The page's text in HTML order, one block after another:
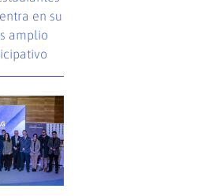
en su
amplio